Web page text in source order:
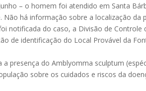
– o homem foi atendido em Santa
há informação sobre a localização da
notificada do caso, a Divisão de Controle
de identificação do Local Provável da
presença do Amblyomma sculptum
sobre os cuidados e riscos da